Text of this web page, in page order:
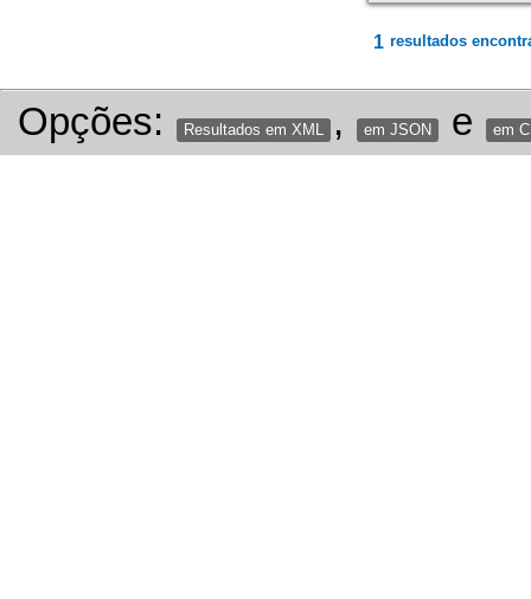
1 resultados
Opções: Resultados em XML , em JSON e em